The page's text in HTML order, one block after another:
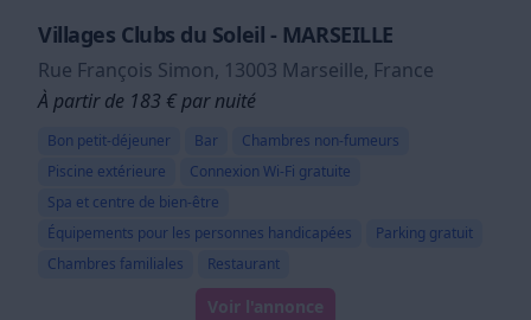
Villages Clubs du Soleil - MARSEILLE
Rue François Simon, 13003 Marseille, France
À partir de 183 € par nuité
Bon petit-déjeuner Bar
Chambres non-fumeurs
Piscine extérieure
Connexion Wi-Fi gratuite
Spa et centre de bien-être
Équipements pour les personnes handicapées
Parking gratuit
Chambres familiales
Restaurant
Voir l'annonce